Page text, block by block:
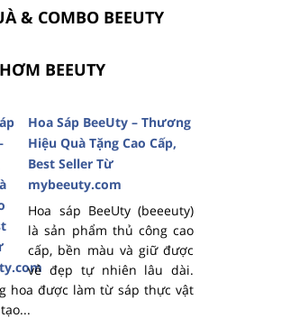
& COMBO BEEUTY
BEEUTY
Hoa Sáp BeeUty – Thương
Hiệu Quà Tặng Cao Cấp,
Best Seller Từ
mybeeuty.com
Hoa sáp BeeUty (beeeuty)
là sản phẩm thủ công cao
cấp, bền màu và giữ được
vẻ đẹp tự nhiên lâu dài.
hoa được làm từ sáp thực vật